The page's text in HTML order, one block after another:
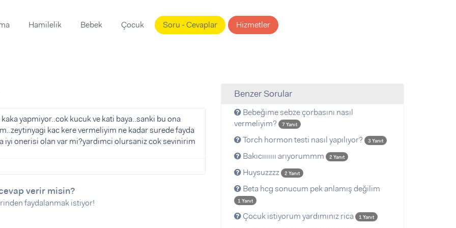
Hamilelik Bebek Çocuk Soru - Cevaplar Hizmetler
yapmiyor..cok kucuk ve kati baya..sanki bu ona
kac kere vermeliyim ne kadar surede fayda
iyi onerisi olan var mi?yardimci olursaniz cok sevinirim
verir misin?
faydalanmak istiyor!
Benzer Sorular
Bebeğime sebze çorbasını nasıl
vermeliyim?
7 Yanıt
Torch hormon testi nasıl yapılıyor? 3 Yanıt
Bakıcııııııı arıyorummm 2 Yanıt
Huysuzzzz 2 Yanıt
Beta hcg sonucum pek anlamış değilim
1 Yanıt
Çocuk istiyorum yardımınız rica 1 Yanıt